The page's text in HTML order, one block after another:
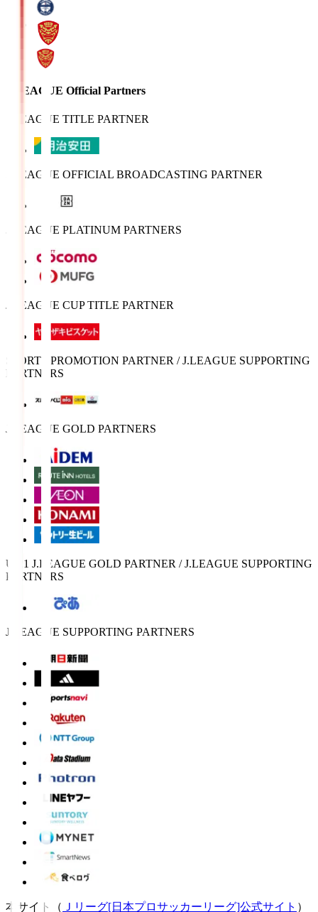
J.LEAGUE Official Partners
J.LEAGUE TITLE PARTNER
J.LEAGUE OFFICIAL BROADCASTING PARTNER
J.LEAGUE PLATINUM PARTNERS
J.LEAGUE CUP TITLE PARTNER
SPORTS PROMOTION PARTNER / J.LEAGUE SUPPORTING
PARTNERS
J.LEAGUE GOLD PARTNERS
U-21 J.LEAGUE GOLD PARTNER / J.LEAGUE SUPPORTING
PARTNERS
J.LEAGUE SUPPORTING PARTNERS
本サイト（ Ｊリーグ[日本プロサッカーリーグ]公式サイト ）